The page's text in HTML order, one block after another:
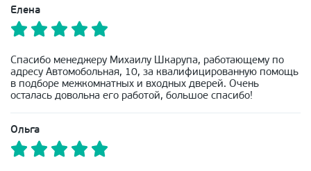
Елена
Спасибо менеджеру Михаилу Шкарупа, работающему по
адресу Автомобольная, 10, за квалифицированную помощь
в подборе межкомнатных и входных дверей. Очень
осталась довольна его работой, большое спасибо!
Ольга